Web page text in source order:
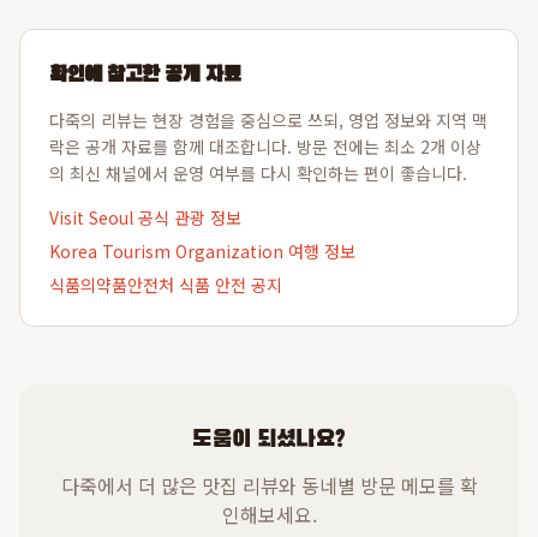
확인에 참고한 공개 자료
다죽의 리뷰는 현장 경험을 중심으로 쓰되, 영업 정보와 지역 맥
락은 공개 자료를 함께 대조합니다. 방문 전에는 최소 2개 이상
의 최신 채널에서 운영 여부를 다시 확인하는 편이 좋습니다.
Visit Seoul 공식 관광 정보
Korea Tourism Organization 여행 정보
식품의약품안전처 식품 안전 공지
도움이 되셨나요?
다죽에서 더 많은 맛집 리뷰와 동네별 방문 메모를 확
인해보세요.